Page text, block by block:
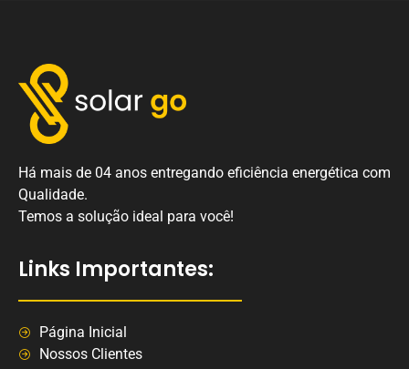
Há mais de 04 anos entregando eficiência energética com
Qualidade.
Temos a solução ideal para você!
Links Importantes:
Página Inicial
Nossos Clientes